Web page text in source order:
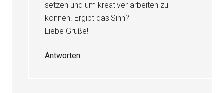
setzen und um kreativer arbeiten zu
können. Ergibt das Sinn?
Liebe Grüße!
Antworten